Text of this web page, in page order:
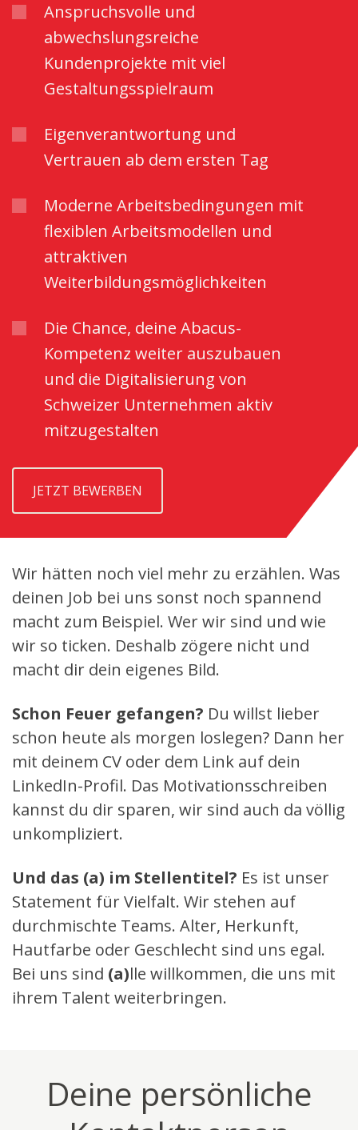
Anspruchsvolle und
abwechslungsreiche
Kundenprojekte mit viel
Gestaltungsspielraum
Eigenverantwortung und
Vertrauen ab dem ersten Tag
Moderne Arbeitsbedingungen mit
flexiblen Arbeitsmodellen und
attraktiven
Weiterbildungsmöglichkeiten
Die Chance, deine Abacus-
Kompetenz weiter auszubauen
und die Digitalisierung von
Schweizer Unternehmen aktiv
mitzugestalten
JETZT BEWERBEN
Wir hätten noch viel mehr zu erzählen. Was
deinen Job bei uns sonst noch spannend
macht zum Beispiel. Wer wir sind und wie
wir so ticken. Deshalb zögere nicht und
macht dir dein eigenes Bild.
Schon Feuer gefangen? Du willst lieber
schon heute als morgen loslegen? Dann her
mit deinem CV oder dem Link auf dein
LinkedIn-Profil. Das Motivationsschreiben
kannst du dir sparen, wir sind auch da völlig
unkompliziert.
Und das (a) im Stellentitel? Es ist unser
Statement für Vielfalt. Wir stehen auf
durchmischte Teams. Alter, Herkunft,
Hautfarbe oder Geschlecht sind uns egal.
Bei uns sind (a)lle willkommen, die uns mit
ihrem Talent weiterbringen.
Deine persönliche